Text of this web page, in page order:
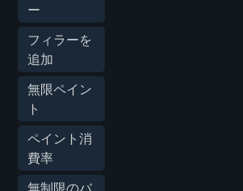
ー
フィラーを
追加
無限ペイン
ト
ペイント消
費率
無制限のバ